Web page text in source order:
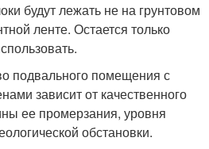
будут лежать не на грунтовом
ленте. Остается только
подвального помещения с
зависит от качественного
ее промерзания, уровня
обстановки.